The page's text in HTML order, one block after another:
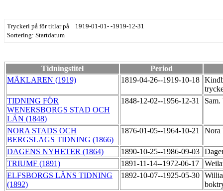
Tryckeri på för titlar på 1919-01-01- -1919-12-31
Sortering: Startdatum
Tidningstitel
Period
MÄKLAREN (1919)
1819-04-26--1919-10-18
TIDNING FÖR
WENERSBORGS STAD OCH
LÄN (1848)
1848-12-02--1956-12-31
NORA STADS OCH
BERGSLAGS TIDNING (1866)
1876-01-05--1964-10-21 Nora
DAGENS NYHETER (1864) 1890-10-25--1986-09-03
TRIUMF (1891)
1891-11-14--1972-06-17
ELFSBORGS LÄNS TIDNING
(1892)
1892-10-07--1925-05-30